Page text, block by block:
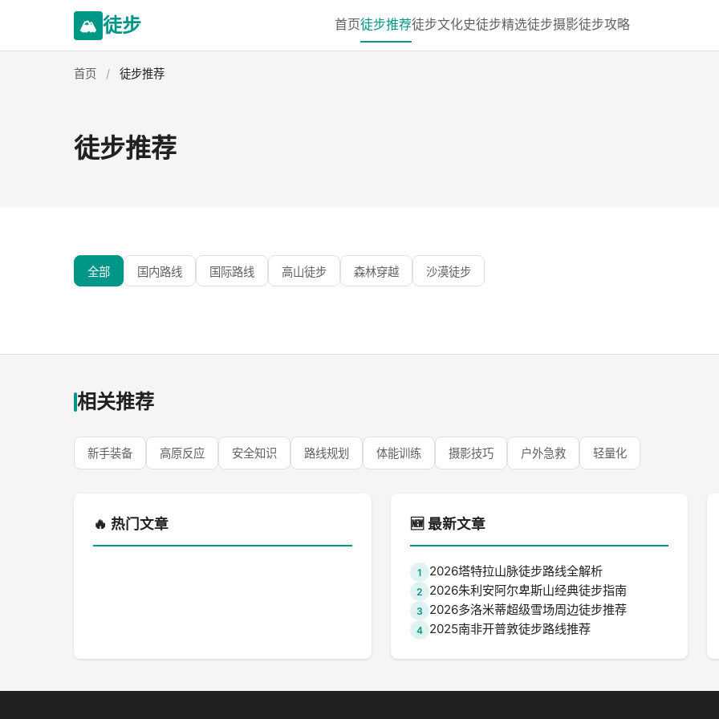
🏔️ 徒步 首页徒步推荐徒步文化史徒步精选徒步摄影徒步攻略
首页 / 徒步推荐
徒步推荐
全部 国内路线 国际路线 高山徒步 森林穿越 沙漠徒步
相关推荐
新手装备 高原反应 安全知识 路线规划 体能训练 摄影技巧 户外急救 轻量化
🔥 热门文章 🆕 最新文章
1 2026塔特拉山脉徒步路线全解析
2 2026朱利安阿尔卑斯山经典徒步指南
3 2026多洛米蒂超级雪场周边徒步推荐
4 2025南非开普敦徒步路线推荐